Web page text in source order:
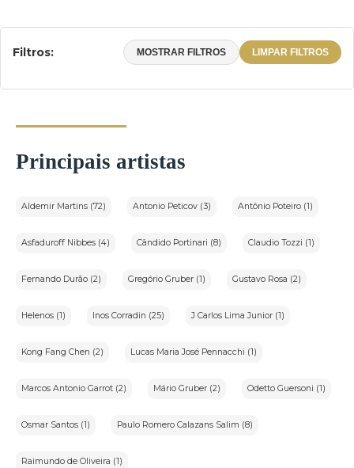
Filtros: MOSTRAR FILTROS LIMPAR FILTROS
Principais artistas
Aldemir Martins (72) Antonio Peticov (3) Antônio Poteiro (1)
Asfaduroff Nibbes (4) Cândido Portinari (8) Claudio Tozzi (1)
Fernando Durão (2) Gregório Gruber (1) Gustavo Rosa (2)
Helenos (1) Inos Corradin (25) J Carlos Lima Junior (1)
Kong Fang Chen (2) Lucas Maria José Pennacchi (1)
Marcos Antonio Garrot (2) Mário Gruber (2) Odetto Guersoni (1)
Osmar Santos (1) Paulo Romero Calazans Salim (8)
Raimundo de Oliveira (1)